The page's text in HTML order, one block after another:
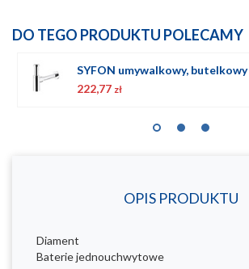
DO TEGO PRODUKTU POLECAMY
SYFON umywalkowy, butelkowy
222,77 zł
OPIS PRODUKTU
Diament
Baterie jednouchwytowe